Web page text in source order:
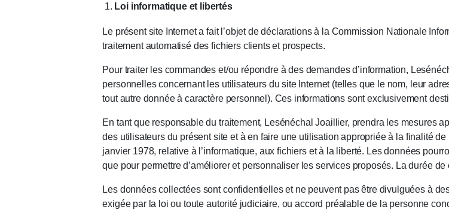
Loi informatique et libertés
Le présent site Internet a fait l’objet de déclarations à la Commission Nationale
traitement automatisé des fichiers clients et prospects.
Pour traiter les commandes et/ou répondre à des demandes d’information,
personnelles concernant les utilisateurs du site Internet (telles que le nom, leur
tout autre donnée à caractère personnel). Ces informations sont exclusivement
En tant que responsable du traitement, Lesénéchal Joaillier, prendra les mesures
des utilisateurs du présent site et à en faire une utilisation appropriée à la finalité
janvier 1978, relative à l’informatique, aux fichiers et à la liberté. Les données
que pour permettre d’améliorer et personnaliser les services proposés. La durée
Les données collectées sont confidentielles et ne peuvent pas être divulguées à
exigée par la loi ou toute autorité judiciaire, ou accord préalable de la personne